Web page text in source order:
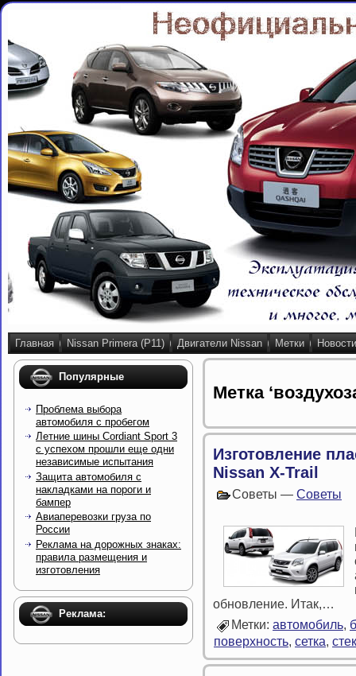
Главная Nissan Primera (P11) Двигатели Nissan Метки Новости
Популярные
Проблема выбора
автомобиля с пробегом
Летние шины Cordiant Sport 3
с успехом прошли еще одни
независимые испытания
Защита автомобиля с
накладками на пороги и
бампер
Авиаперевозки груза по
России
Реклама на дорожных знаках:
правила размещения и
изготовления
Реклама:
Метка
Изготовление
Nissan X-Trail
Советы — Советы
обновление. Итак,…
Метки: автомобиль,
поверхность, сетка,